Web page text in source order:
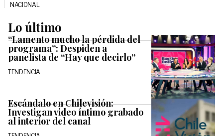
NACIONAL
Lo último
“Lamento mucho la pérdida del
programa”: Despiden a
panelista de “Hay que decirlo”
TENDENCIA
Escándalo en Chilevisión:
Investigan video íntimo grabado
al interior del canal